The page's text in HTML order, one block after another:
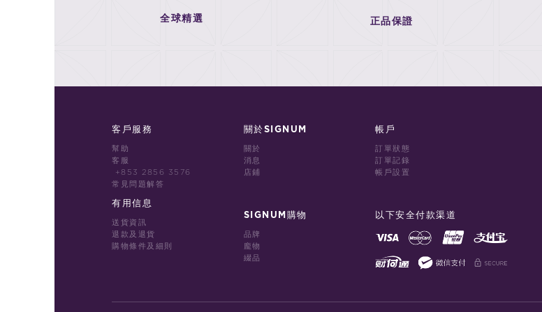
全球精選 正品保證
客戶服務
幫助
客服
+853 2856 3576
常見問題解答
有用信息
送貨資訊
退款及退貨
購物條件及細則
關於SIGNUM
關於
消息
店鋪
SIGNUM購物
品牌
龐物
綴品
帳戶
訂單狀態
訂單記錄
帳戶設置
以下安全付款渠道